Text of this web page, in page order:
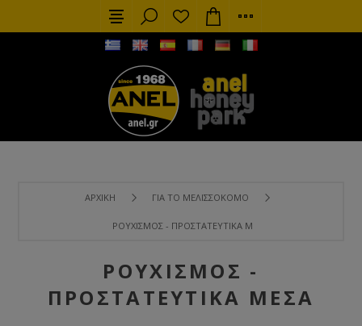
ΑΡΧΙΚΉ ΓΙΑ ΤΟ ΜΕΛΙΣΣΟΚΌΜΟ
ΡΟΥΧΙΣΜΌΣ - ΠΡΟΣΤΑΤΕΥΤΙΚΆ ΜΈΣΑ
ΡΟΥΧΙΣΜΌΣ -
ΠΡΟΣΤΑΤΕΥΤΙΚΆ ΜΈΣΑ